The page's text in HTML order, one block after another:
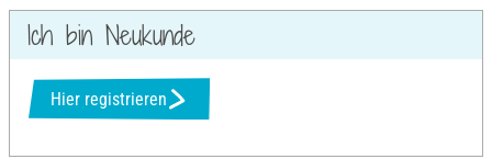
Ich bin Neukunde
Hier registrieren